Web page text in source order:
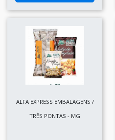
ALFA EXPRESS EMBALAGENS /
TRÊS PONTAS - MG